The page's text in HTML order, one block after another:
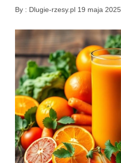
By : Dlugie-rzesy.pl 19 maja 2025